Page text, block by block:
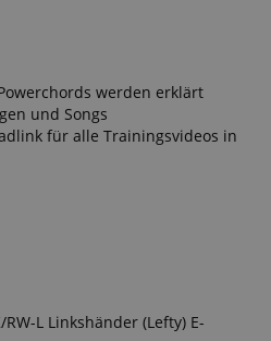
werden erklärt
und Songs
für alle Trainingsvideos in
RW-L Linkshänder (Lefty) E-